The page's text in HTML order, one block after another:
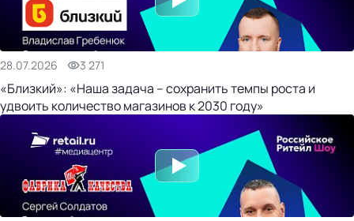
28.07.2026 3 271
«Близкий»: «Наша задача – сохранить темпы роста и
удвоить количество магазинов к 2030 году»